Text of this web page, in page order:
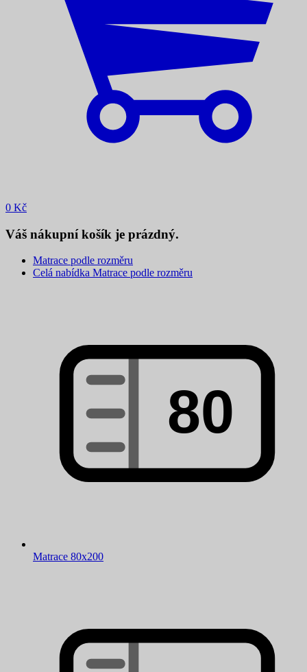
0 Kč
Váš nákupní košík je prázdný.
Matrace podle rozměru
Celá nabídka Matrace podle rozměru
Matrace 80x200